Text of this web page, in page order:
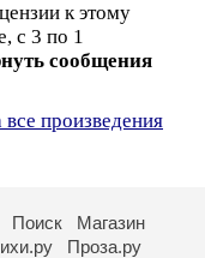
к этому
с 3 по 1
сообщения
все произведения
Поиск
Магазин
Проза.ру